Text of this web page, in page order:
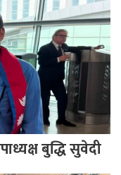
बुद्धि सुवेदी